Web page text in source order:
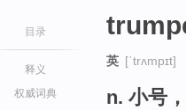
目录
释义
权威词典
英 [ˈtrʌmpɪt]
n. 小号